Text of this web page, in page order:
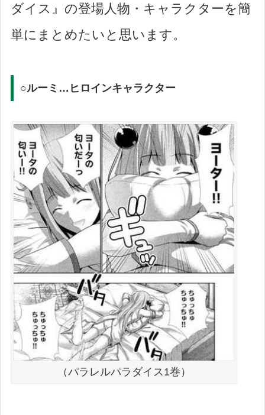
ダイス』の登場人物・キャラクターを簡
単にまとめたいと思います。
○ルーミ…ヒロインキャラクター
（パラレルパラダイス1巻）